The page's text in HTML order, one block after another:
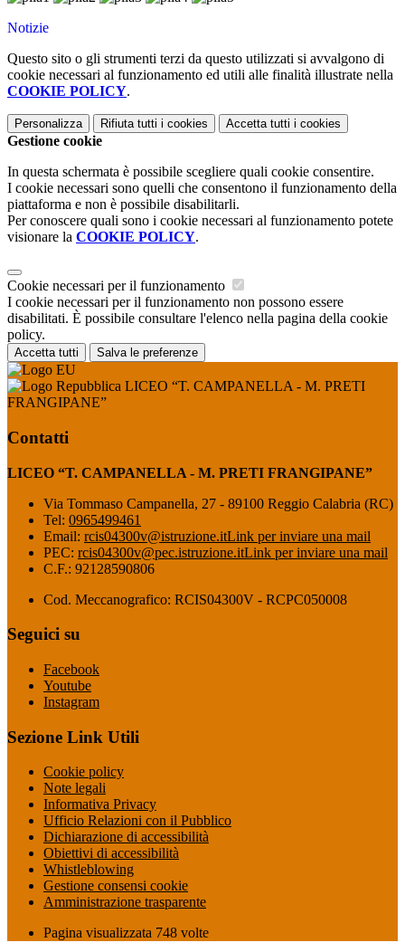
Notizie
Questo sito o gli strumenti terzi da questo utilizzati si avvalgono di
cookie necessari al funzionamento ed utili alle finalità illustrate nella
COOKIE POLICY.
Personalizza Rifiuta tutti i cookies Accetta tutti i cookies
Gestione cookie
In questa schermata è possibile scegliere quali cookie consentire.
I cookie necessari sono quelli che consentono il funzionamento della
piattaforma e non è possibile disabilitarli.
Per conoscere quali sono i cookie necessari al funzionamento potete
visionare la COOKIE POLICY.
Cookie necessari per il funzionamento
I cookie necessari per il funzionamento non possono essere
disabilitati. È possibile consultare l'elenco nella pagina della cookie
policy.
Accetta tutti Salva le preferenze
LICEO “T. CAMPANELLA - M. PRETI
FRANGIPANE”
Contatti
LICEO “T. CAMPANELLA - M. PRETI FRANGIPANE”
Via Tommaso Campanella, 27 - 89100 Reggio Calabria (RC)
Tel: 0965499461
Email: rcis04300v@istruzione.itLink per inviare una mail
PEC: rcis04300v@pec.istruzione.itLink per inviare una mail
C.F.: 92128590806
Cod. Meccanografico: RCIS04300V - RCPC050008
Seguici su
Facebook
Youtube
Instagram
Sezione Link Utili
Cookie policy
Note legali
Informativa Privacy
Ufficio Relazioni con il Pubblico
Dichiarazione di accessibilità
Obiettivi di accessibilità
Whistleblowing
Gestione consensi cookie
Amministrazione trasparente
Pagina visualizzata 748 volte